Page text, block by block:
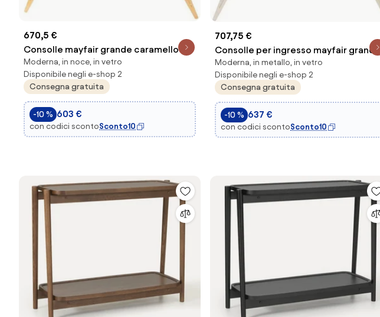
670,5 €
Consolle mayfair grande caramello e
oro trasparente in ferro, ferro...
Moderna, in noce, in vetro
Disponibile negli e-shop 2
Consegna gratuita
-10 % 603 €
con codici scontoSconto10
707,75 €
Consolle per ingresso mayfair grande
oro trasparente e bianco marmo
Moderna, in metallo, in vetro
Disponibile negli e-shop 2
Consegna gratuita
-10 % 637 €
con codici scontoSconto10